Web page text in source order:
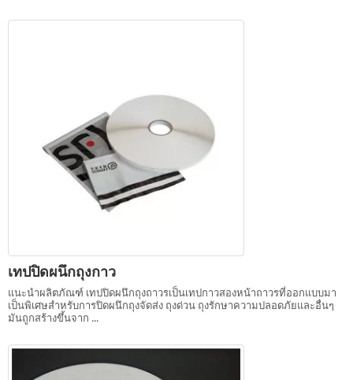
เทปปิดผนึกถุงกาว
แนะนำผลิตภัณฑ์ เทปปิดผนึกถุงถาวรเป็นเทปกาวสองหน้าถาวรที่ออกแบบมา
เป็นพิเศษสำหรับการปิดผนึกถุงจัดส่ง ถุงด่วน ถุงรักษาความปลอดภัยและอื่นๆ
มันถูกสร้างขึ้นจาก ...